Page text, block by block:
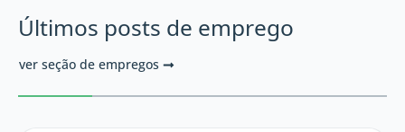
Últimos posts de emprego
ver seção de empregos